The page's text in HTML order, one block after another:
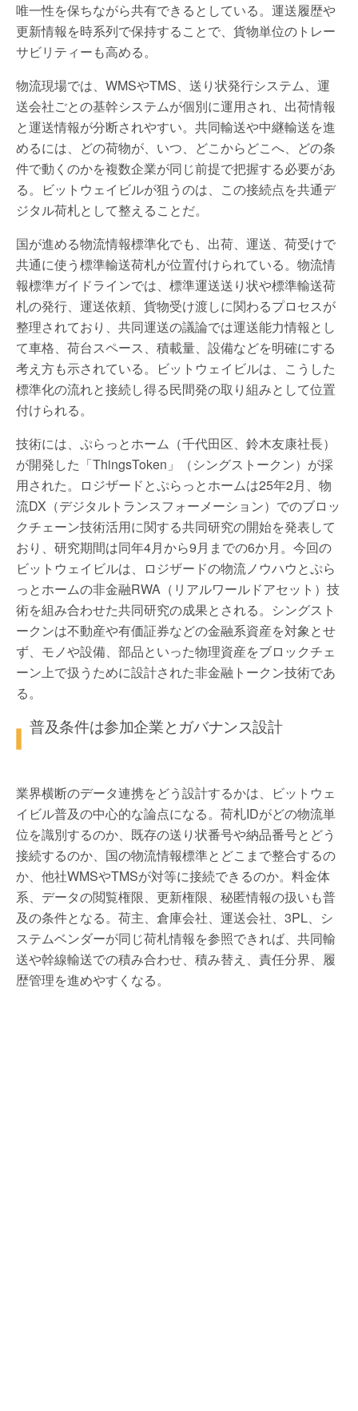
唯一性を保ちながら共有できるとしている。運送履歴や
更新情報を時系列で保持することで、貨物単位のトレー
サビリティーも高める。
物流現場では、WMSやTMS、送り状発行システム、運
送会社ごとの基幹システムが個別に運用され、出荷情報
と運送情報が分断されやすい。共同輸送や中継輸送を進
めるには、どの荷物が、いつ、どこからどこへ、どの条
件で動くのかを複数企業が同じ前提で把握する必要があ
る。ビットウェイビルが狙うのは、この接続点を共通デ
ジタル荷札として整えることだ。
国が進める物流情報標準化でも、出荷、運送、荷受けで
共通に使う標準輸送荷札が位置付けられている。物流情
報標準ガイドラインでは、標準運送送り状や標準輸送荷
札の発行、運送依頼、貨物受け渡しに関わるプロセスが
整理されており、共同運送の議論では運送能力情報とし
て車格、荷台スペース、積載量、設備などを明確にする
考え方も示されている。ビットウェイビルは、こうした
標準化の流れと接続し得る民間発の取り組みとして位置
付けられる。
技術には、ぷらっとホーム（千代田区、鈴木友康社長）
が開発した「ThingsToken」（シングストークン）が採
用された。ロジザードとぷらっとホームは25年2月、物
流DX（デジタルトランスフォーメーション）でのブロッ
クチェーン技術活用に関する共同研究の開始を発表して
おり、研究期間は同年4月から9月までの6か月。今回の
ビットウェイビルは、ロジザードの物流ノウハウとぷら
っとホームの非金融RWA（リアルワールドアセット）技
術を組み合わせた共同研究の成果とされる。シングスト
ークンは不動産や有価証券などの金融系資産を対象とせ
ず、モノや設備、部品といった物理資産をブロックチェ
ーン上で扱うために設計された非金融トークン技術であ
る。
普及条件は参加企業とガバナンス設計
業界横断のデータ連携をどう設計するかは、ビットウェ
イビル普及の中心的な論点になる。荷札IDがどの物流単
位を識別するのか、既存の送り状番号や納品番号とどう
接続するのか、国の物流情報標準とどこまで整合するの
か、他社WMSやTMSが対等に接続できるのか。料金体
系、データの閲覧権限、更新権限、秘匿情報の扱いも普
及の条件となる。荷主、倉庫会社、運送会社、3PL、シ
ステムベンダーが同じ荷札情報を参照できれば、共同輸
送や幹線輸送での積み合わせ、積み替え、責任分界、履
歴管理を進めやすくなる。